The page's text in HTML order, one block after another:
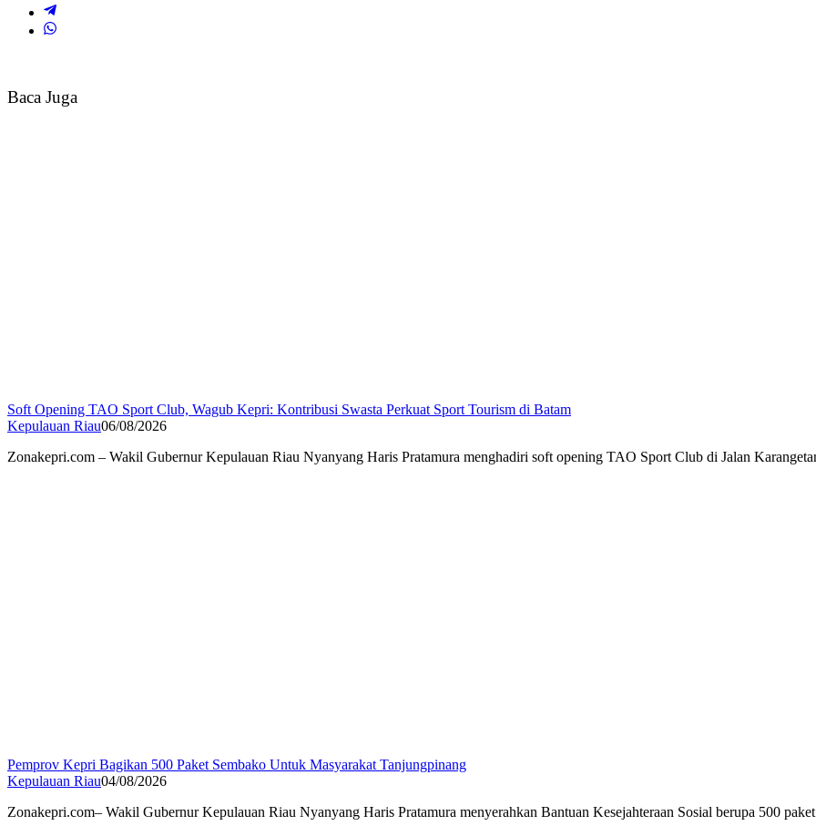
Baca Juga
Soft Opening TAO Sport Club, Wagub Kepri: Kontribusi Swasta Perkuat Sport Tourism di Batam
Kepulauan Riau06/08/2026
Zonakepri.com – Wakil Gubernur Kepulauan Riau Nyanyang Haris Pratamura menghadiri soft opening TAO Sport Club di Jalan
Pemprov Kepri Bagikan 500 Paket Sembako Untuk Masyarakat Tanjungpinang
Kepulauan Riau04/08/2026
Zonakepri.com– Wakil Gubernur Kepulauan Riau Nyanyang Haris Pratamura menyerahkan Bantuan Kesejahteraan Sosial berupa 500